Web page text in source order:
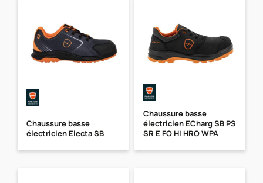
Chaussure basse
électricien Electa SB
Chaussure basse
électricien ECharg SB PS
SR E FO HI HRO WPA